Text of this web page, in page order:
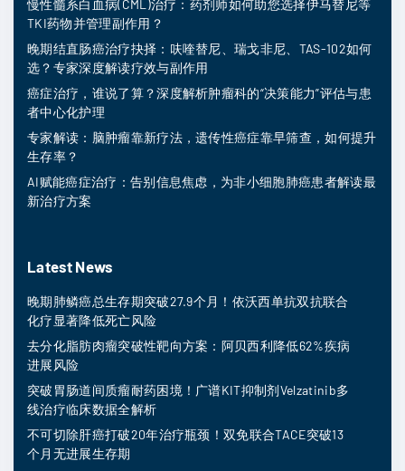
慢性髓系白血病(CML)治疗：药剂师如何助您选择伊马替尼等
TKI药物并管理副作用？
晚期结直肠癌治疗抉择：呋喹替尼、瑞戈非尼、TAS-102如何
选？专家深度解读疗效与副作用
癌症治疗，谁说了算？深度解析肿瘤科的“决策能力”评估与患
者中心化护理
专家解读：脑肿瘤靠新疗法，遗传性癌症靠早筛查，如何提升
生存率？
AI赋能癌症治疗：告别信息焦虑，为非小细胞肺癌患者解读最
新治疗方案
Latest News
晚期肺鳞癌总生存期突破27.9个月！依沃西单抗双抗联合
化疗显著降低死亡风险
去分化脂肪肉瘤突破性靶向方案：阿贝西利降低62%疾病
进展风险
突破胃肠道间质瘤耐药困境！广谱KIT抑制剂Velzatinib多
线治疗临床数据全解析
不可切除肝癌打破20年治疗瓶颈！双免联合TACE突破13
个月无进展生存期